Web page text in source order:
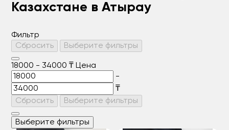
Казахстане в Атырау
Фильтр
Сбросить
Выберите фильтры
18000 - 34000 ₸ Цена
-
₸
Сбросить
Выберите фильтры
Выберите фильтры